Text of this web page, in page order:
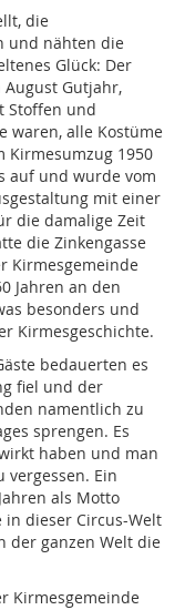
die
und nähten die
Glück: Der
August Gutjahr,
Stoffen und
waren, alle Kostüme
Kirmesumzug 1950
auf und wurde vom
mit einer
die damalige Zeit
die Zinkengasse
Kirmesgemeinde
Jahren an den
besonders und
Kirmesgeschichte.
bedauerten es
fiel und der
namentlich zu
sprengen. Es
haben und man
vergessen. Ein
als Motto
dieser Circus-Welt
der ganzen Welt die
Kirmesgemeinde